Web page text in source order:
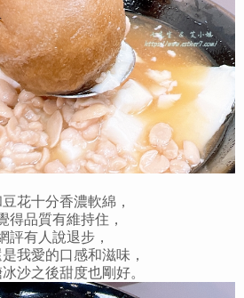
花十分香濃軟綿，
得品質有維持住，
評有人說退步，
我愛的口感和滋味，
沙之後甜度也剛好。